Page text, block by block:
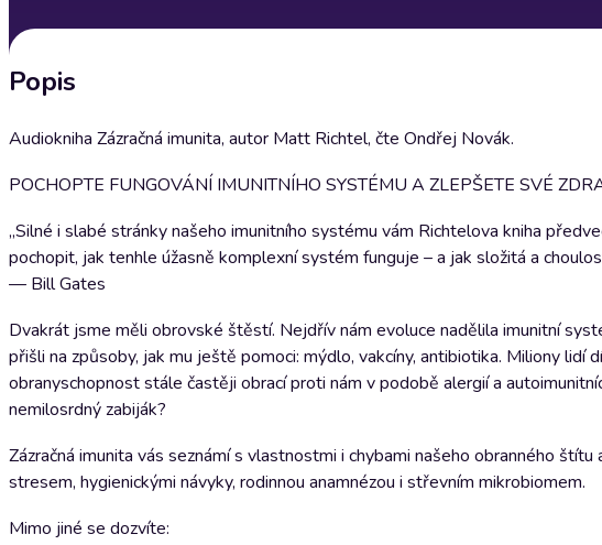
Popis
Audiokniha Zázračná imunita, autor Matt Richtel, čte Ondřej Novák.
POCHOPTE FUNGOVÁNÍ IMUNITNÍHO SYSTÉMU A ZLEPŠETE SVÉ
„Silné i slabé stránky našeho imunitního systému vám Richtelova kniha
pochopit, jak tenhle úžasně komplexní systém funguje – a jak složitá a
— Bill Gates
Dvakrát jsme měli obrovské štěstí. Nejdřív nám evoluce nadělila imunitní
přišli na způsoby, jak mu ještě pomoci: mýdlo, vakcíny, antibiotika. Miliony
obranyschopnost stále častěji obrací proti nám v podobě alergií a
nemilosrdný zabiják?
Zázračná imunita vás seznámí s vlastnostmi i chybami našeho obranného
stresem, hygienickými návyky, rodinnou anamnézou i střevním mikrobiomem.
Mimo jiné se dozvíte: